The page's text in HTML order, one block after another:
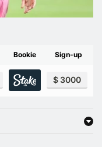
Bookie Sign-up
$ 3000